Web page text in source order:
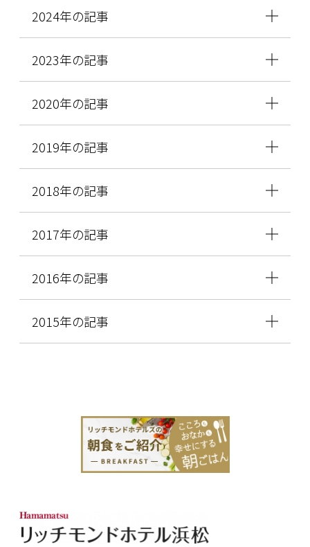
2024年の記事
2023年の記事
2020年の記事
2019年の記事
2018年の記事
2017年の記事
2016年の記事
2015年の記事